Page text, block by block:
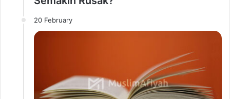
20 February